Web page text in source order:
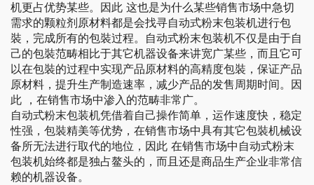
机更占优势某些。因此 这也是为什么某些销售市场中急切
需求的颗粒剂原材料都是会找寻自动式粉末包装机进行包
裝，完成所有的包裝过程。自动式粉末包装机不仅是由于自
己的包裝范畴相比于其它机器设备来讲宽广某些，而且它可
以在包裝的过程中实现产品原材料的高精度包裝，保证产品
原材料，提升生产制造速率，减少产品的发售周期时间。因
此 ，在销售市场中渗入的范畴非常广。
自动式粉末包装机凭借着自己操作简单，运作速度快，稳定
性强，包裝精美等优势，在销售市场中具有其它包裝机械设
备所无法进行取代的地位，因此 在销售市场中自动式粉末
包装机始终都是独占鳌头的，而且还是商品生产企业非常信
赖的机器设备。